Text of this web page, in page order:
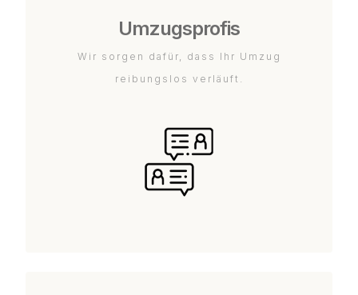
Umzugsprofis
Wir sorgen dafür, dass Ihr Umzug
reibungslos verläuft.